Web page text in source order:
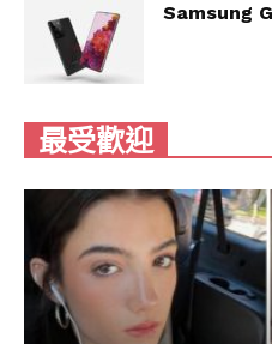
▼在Alessandra身邊，
人拿著手機、相機拍攝，
出最自然的一面。
Samsung
最受歡迎